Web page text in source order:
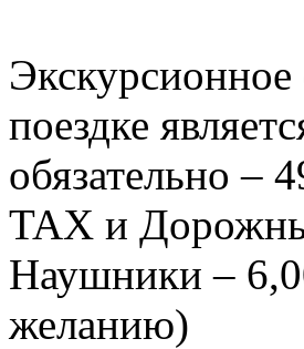
поездке
обязательно –
TAX и
Наушники –
желанию)